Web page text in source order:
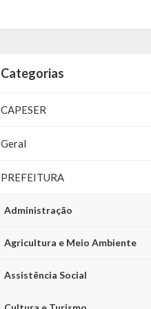
Categorias
CAPESER
Geral
PREFEITURA
Administração
Agricultura e Meio Ambiente
Assistência Social